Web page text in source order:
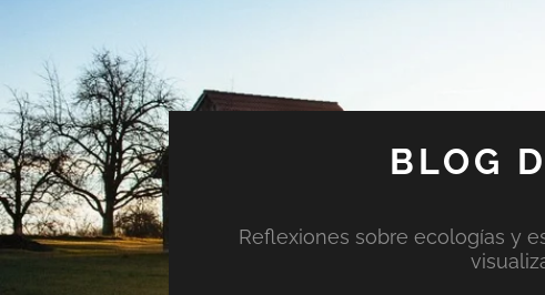
BLOG
Reflexiones sobre ecologías y